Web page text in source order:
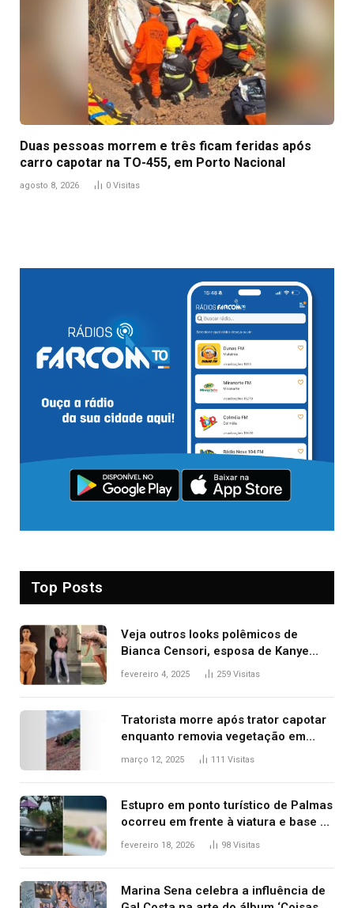
Duas pessoas morrem e três ficam feridas após
carro capotar na TO-455, em Porto Nacional
agosto 8, 2026 0 Visitas
Top Posts
Veja outros looks polêmicos de
Bianca Censori, esposa de Kanye
West que apareceu nua no Grammy
fevereiro 4, 2025 259 Visitas
Tratorista morre após trator capotar
enquanto removia vegetação em
ribanceira de rodovia
março 12, 2025 111 Visitas
Estupro em ponto turístico de Palmas
ocorreu em frente à viatura e base de
segurança; polícia investiga
fevereiro 18, 2026 98 Visitas
Marina Sena celebra a influência de